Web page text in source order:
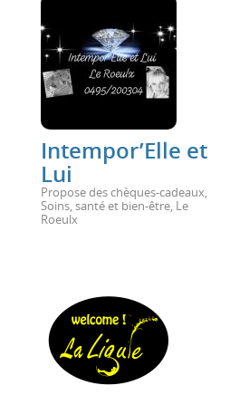
Intempor’Elle et
Lui
Propose des chèques-cadeaux,
Soins, santé et bien-être, Le
Roeulx